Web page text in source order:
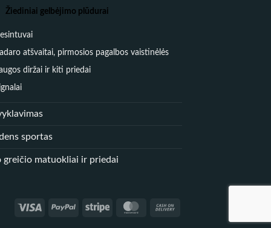
Žiediniai gelbėjimo plūdurai
atšvaitai, pirmosios pagalbos vaistinėlės
diržai ir kiti priedai
sportas
greičio matuokliai ir priedai
Visa PayPal Stripe MasterCard